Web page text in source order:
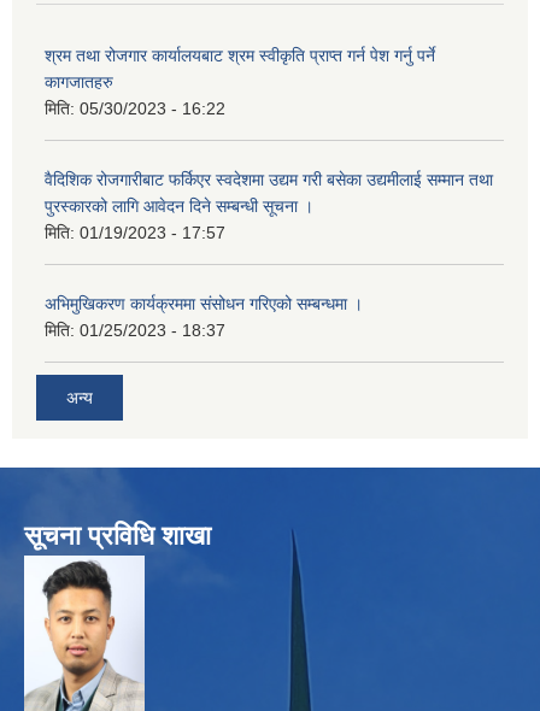
श्रम तथा रोजगार कार्यालयबाट श्रम स्वीकृति प्राप्त गर्न पेश गर्नु पर्ने
कागजातहरु
मिति: 05/30/2023 - 16:22
वैदिशिक रोजगारीबाट फर्किएर स्वदेशमा उद्यम गरी बसेका उद्यमीलाई सम्मान तथा
पुरस्कारको लागि आवेदन दिने सम्बन्धी सूचना ।
मिति: 01/19/2023 - 17:57
अभिमुखिकरण कार्यक्रममा संसोधन गरिएको सम्बन्धमा ।
मिति: 01/25/2023 - 18:37
अन्य
सूचना प्रविधि शाखा